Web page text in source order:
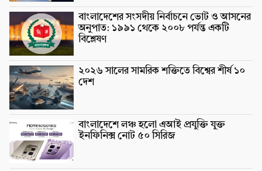
বাংলাদেশের সংসদীয় নির্বাচনে ভোট ও আসনের
অনুপাত: ১৯৯১ থেকে ২০০৮ পর্যন্ত একটি
বিশ্লেষণ
২০২৬ সালের সামরিক শক্তিতে বিশ্বের শীর্ষ ১০
দেশ
বাংলাদেশে লঞ্চ হলো এআই প্রযুক্তি যুক্ত
ইনফিনিক্স নোট ৫০ সিরিজ